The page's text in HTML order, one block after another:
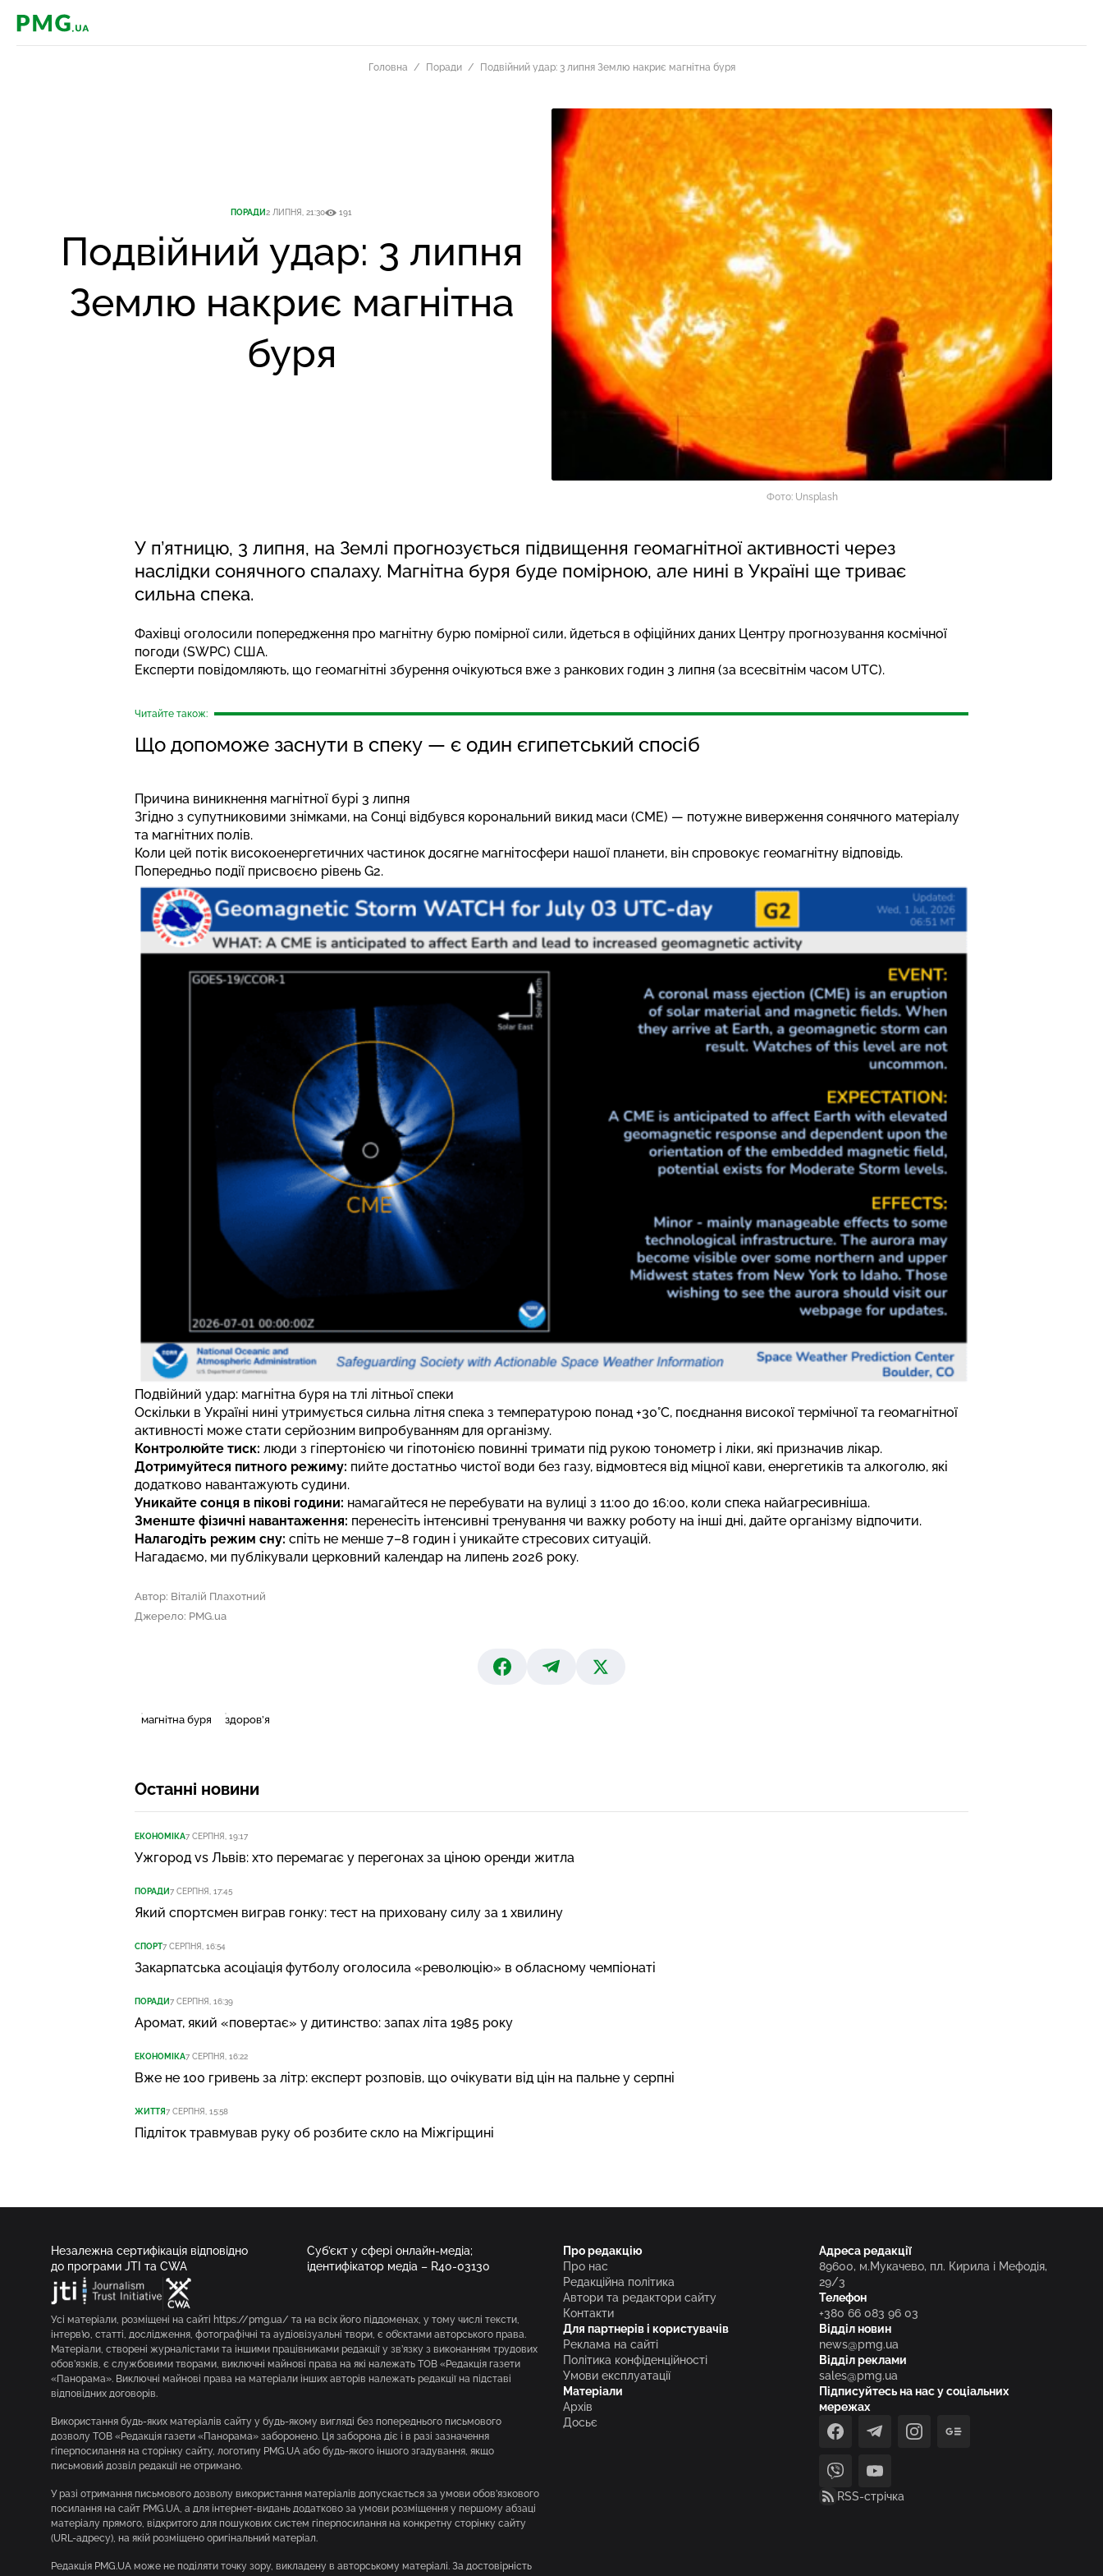
PMG.ua
Головна Поради Подвійний удар: 3 липня Землю накриє магнітна буря
ПОРАДИ2 ЛИПНЯ, 21:30 191
Подвійний удар: 3 липня
Землю накриє магнітна
буря
Фото: Unsplash
У п’ятницю, 3 липня, на Землі прогнозується підвищення геомагнітної активності через
наслідки сонячного спалаху. Магнітна буря буде помірною, але нині в Україні ще триває
сильна спека.
Фахівці оголосили попередження про магнітну бурю помірної сили, йдеться в офіційних даних Центру прогнозування космічної
погоди (SWPC) США.
Експерти повідомляють, що геомагнітні збурення очікуються вже з ранкових годин 3 липня (за всесвітнім часом UTC).
Читайте також:
Що допоможе заснути в спеку — є один єгипетський спосіб
Причина виникнення магнітної бурі 3 липня
Згідно з супутниковими знімками, на Сонці відбувся корональний викид маси (CME) — потужне виверження сонячного матеріалу
та магнітних полів.
Коли цей потік високоенергетичних частинок досягне магнітосфери нашої планети, він спровокує геомагнітну відповідь.
Попередньо події присвоєно рівень G2.
Подвійний удар: магнітна буря на тлі літньої спеки
Оскільки в Україні нині утримується сильна літня спека з температурою понад +30°C, поєднання високої термічної та геомагнітної
активності може стати серйозним випробуванням для організму.
Контролюйте тиск: люди з гіпертонією чи гіпотонією повинні тримати під рукою тонометр і ліки, які призначив лікар.
Дотримуйтеся питного режиму: пийте достатньо чистої води без газу, відмовтеся від міцної кави, енергетиків та алкоголю, які
додатково навантажують судини.
Уникайте сонця в пікові години: намагайтеся не перебувати на вулиці з 11:00 до 16:00, коли спека найагресивніша.
Зменште фізичні навантаження: перенесіть інтенсивні тренування чи важку роботу на інші дні, дайте організму відпочити.
Налагодіть режим сну: спіть не менше 7–8 годин і уникайте стресових ситуацій.
Нагадаємо, ми публікували церковний календар на липень 2026 року.
Автор: Віталій Плахотний
Джерело: PMG.ua
магнітна буря здоров’я
Останні новини
ЕКОНОМІКА7 СЕРПНЯ, 19:17
Ужгород vs Львів: хто перемагає у перегонах за ціною оренди житла
ПОРАДИ7 СЕРПНЯ, 17:45
Який спортсмен виграв гонку: тест на приховану силу за 1 хвилину
СПОРТ7 СЕРПНЯ, 16:54
Закарпатська асоціація футболу оголосила «революцію» в обласному чемпіонаті
ПОРАДИ7 СЕРПНЯ, 16:39
Аромат, який «повертає» у дитинство: запах літа 1985 року
ЕКОНОМІКА7 СЕРПНЯ, 16:22
Вже не 100 гривень за літр: експерт розповів, що очікувати від цін на пальне у серпні
ЖИТТЯ7 СЕРПНЯ, 15:58
Підліток травмував руку об розбите скло на Міжгірщині
Незалежна сертифікація відповідно
до програми JTI та CWA
Суб’єкт у сфері онлайн-медіа;
ідентифікатор медіа – R40-03130
Усі матеріали, розміщені на сайті https://pmg.ua/ та на всіх його піддоменах, у тому числі тексти,
інтерв’ю, статті, дослідження, фотографічні та аудіовізуальні твори, є об’єктами авторського права.
Матеріали, створені журналістами та іншими працівниками редакції у зв’язку з виконанням трудових
обов’язків, є службовими творами, виключні майнові права на які належать ТОВ «Редакція газети
«Панорама». Виключні майнові права на матеріали інших авторів належать редакції на підставі
відповідних договорів.
Використання будь-яких матеріалів сайту у будь-якому вигляді без попереднього письмового
дозволу ТОВ «Редакція газети «Панорама» заборонено. Ця заборона діє і в разі зазначення
гіперпосилання на сторінку сайту, логотипу PMG.UA або будь-якого іншого згадування, якщо
письмовий дозвіл редакції не отримано.
У разі отримання письмового дозволу використання матеріалів допускається за умови обов’язкового
посилання на сайт PMG.UA, а для інтернет-видань додатково за умови розміщення у першому абзаці
матеріалу прямого, відкритого для пошукових систем гіперпосилання на конкретну сторінку сайту
(URL-адресу), на якій розміщено оригінальний матеріал.
Редакція PMG.UA може не поділяти точку зору, викладену в авторському матеріалі. За достовірність
Про редакцію
Про нас
Редакційна політика
Автори та редактори сайту
Контакти
Для партнерів і користувачів
Реклама на сайті
Політика конфіденційності
Умови експлуатації
Матеріали
Архів
Досьє
Адреса редакції
89600, м.Мукачево, пл. Кирила і Мефодія,
29/3
Телефон
+380 66 083 96 03
Відділ новин
news@pmg.ua
Відділ реклами
sales@pmg.ua
Підписуйтесь на нас у соціальних
мережах
facebooktelegraminstagramgoogle_news
viber
youtube
RSS-стрічка